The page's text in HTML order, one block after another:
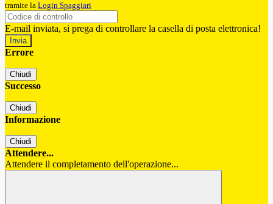
tramite la Login Spaggiari
E-mail inviata, si prega di controllare la casella di posta elettronica!
Errore
Chiudi
Successo
Chiudi
Informazione
Chiudi
Attendere...
Attendere il completamento dell'operazione...